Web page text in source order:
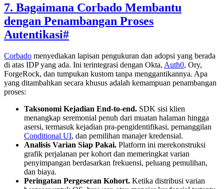
7. Bagaimana Corbado Membantu
dengan Penambangan Proses
Autentikasi#
Corbado menyediakan lapisan pengukuran dan adopsi yang berada
di atas IDP yang ada. Ini terintegrasi dengan Okta, Auth0, Ory,
ForgeRock, dan tumpukan kustom tanpa menggantikannya. Apa
yang ditambahkan secara khusus adalah kemampuan penambangan
proses:
Taksonomi Kejadian End-to-end. SDK sisi klien
menangkap seremonial penuh dari muatan halaman hingga
asersi, termasuk kejadian pra-pengidentifikasi, pemanggilan
Conditional UI, dan pemilihan manajer kredensial.
Analisis Varian Siap Pakai. Platform ini merekonstruksi
grafik perjalanan per kohort dan memeringkat varian
penyimpangan berdasarkan frekuensi, peluang pemulihan,
dan biaya.
Peringatan Pergeseran Kohort. Ketika distribusi varian